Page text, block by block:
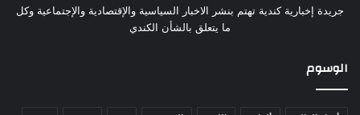
جريدة إخبارية كندية تهتم بنشر الاخبار السياسية والإقتصادية والإجتماعية وكل
ما يتعلق بالشأن الكندي
الوسوم